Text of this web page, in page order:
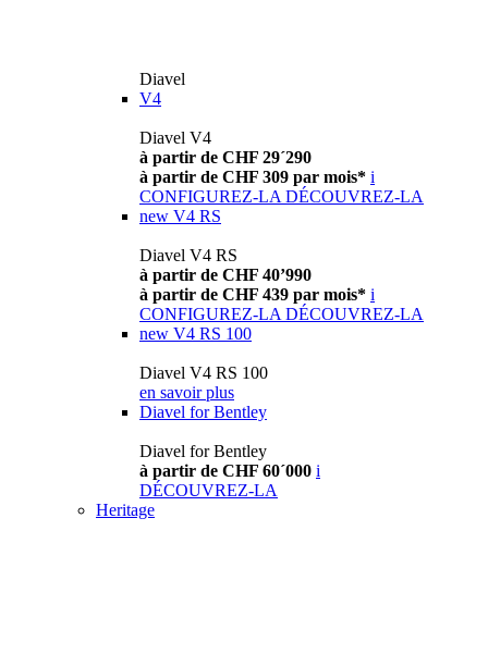
Diavel
V4
Diavel V4
à partir de CHF 29´290
à partir de CHF 309 par mois* i
CONFIGUREZ-LA DÉCOUVREZ-LA
new V4 RS
Diavel V4 RS
à partir de CHF 40’990
à partir de CHF 439 par mois* i
CONFIGUREZ-LA DÉCOUVREZ-LA
new V4 RS 100
Diavel V4 RS 100
en savoir plus
Diavel for Bentley
Diavel for Bentley
à partir de CHF 60´000 i
DÉCOUVREZ-LA
Heritage